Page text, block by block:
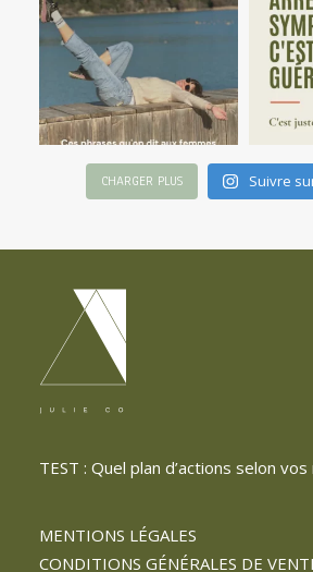
CHARGER PLUS Suivre
TEST : Quel plan d’actions selon
MENTIONS LÉGALES
CONDITIONS GÉNÉRALES DE